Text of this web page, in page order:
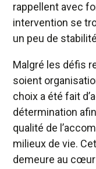
rappellent avec
intervention se
un peu de
Malgré les défis
soient
choix a été fait
détermination
qualité de
milieux de vie.
demeure au cœur